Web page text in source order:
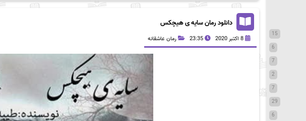
دانلود رمان سایه ی هیچکس
8 اکتبر 2020 23:35 رمان عاشقانه
15
6
7
2
7
29
6